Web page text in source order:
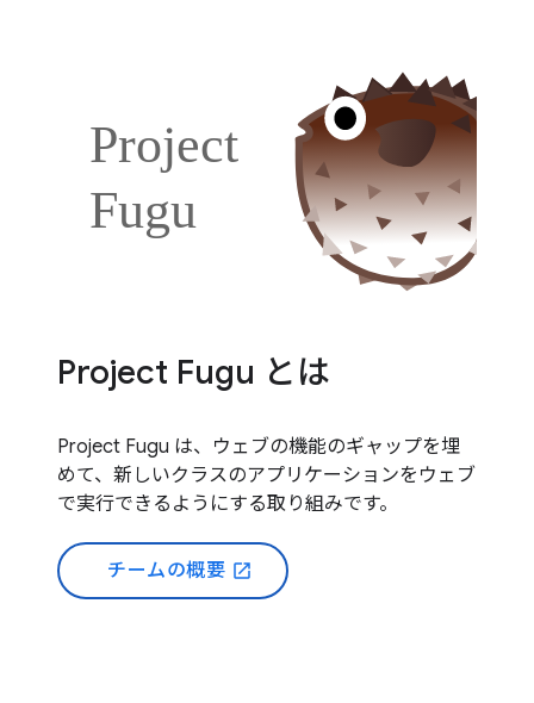
Project Fugu とは
Project Fugu は、ウェブの機能のギャップを埋
めて、新しいクラスのアプリケーションをウェブ
で実行できるようにする取り組みです。
チームの概要 open_in_new